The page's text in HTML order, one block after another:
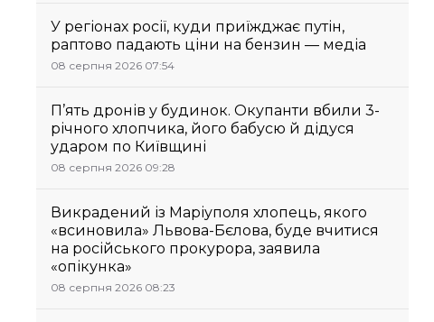
У регіонах росії, куди приїжджає путін,
раптово падають ціни на бензин — медіа
08 серпня 2026 07:54
П’ять дронів у будинок. Окупанти вбили 3-
річного хлопчика, його бабусю й дідуся
ударом по Київщині
08 серпня 2026 09:28
Викрадений із Маріуполя хлопець, якого
«всиновила» Львова-Бєлова, буде вчитися
на російського прокурора, заявила
«опікунка»
08 серпня 2026 08:23